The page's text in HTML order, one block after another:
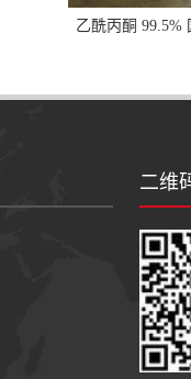
乙酰丙酮 99.5%
二维